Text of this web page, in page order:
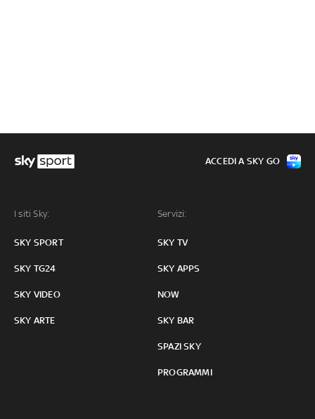
I siti Sky:
SKY SPORT
SKY TG24
SKY VIDEO
SKY ARTE
Servizi:
SKY TV
SKY APPS
NOW
SKY BAR
SPAZI SKY
PROGRAMMI
ACCEDI A SKY GO